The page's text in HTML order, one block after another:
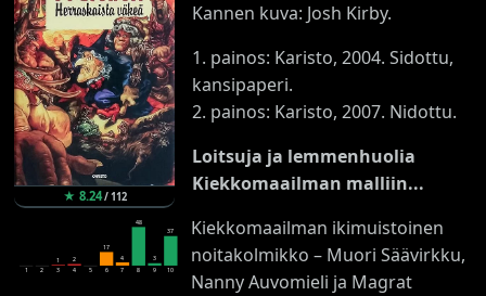
★ 8.24/112
1 2
1
3
2
4
5
17
6
4
7
48
8
3
9
37
10
Kannen kuva: Josh Kirby.
1. painos: Karisto, 2004. Sidottu,
kansipaperi.
2. painos: Karisto, 2007. Nidottu.
Loitsuja ja lemmenhuolia
Kiekkomaailman malliin...
Kiekkomaailman ikimuistoinen
noitakolmikko – Muori Säävirkku,
Nanny Auvomieli ja Magrat